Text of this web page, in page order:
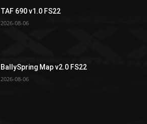
TAF 690 v1.0 FS22
2026-08-06
BallySpring Map v2.0 FS22
2026-08-06